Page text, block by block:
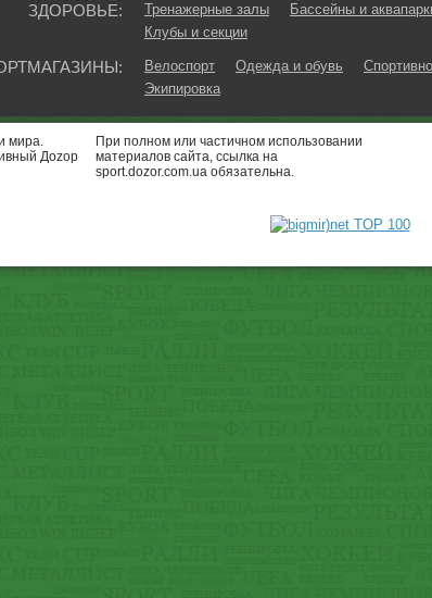
ЗДОРОВЬЕ: Тренажерные залы Бассейны и
Клубы и секции
Велоспорт Одежда и обувь
Экипировка
мира.
Доzор
При полном или частичном использовании
материалов сайта, ссылка на
sport.dozor.com.ua обязательна.